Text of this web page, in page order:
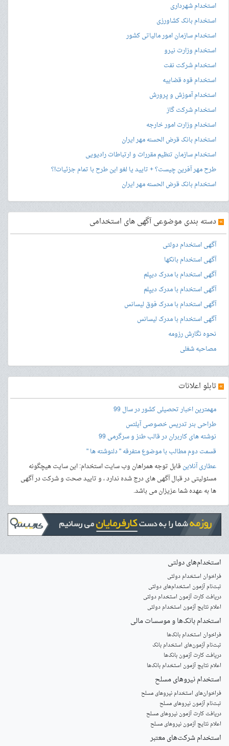
استخدام شهرداری
استخدام بانک کشاورزی
استخدام سازمان امور مالیاتی کشور
استخدام وزارت نیرو
استخدام شرکت نفت
استخدام قوه قضاییه
استخدام آموزش و پرورش
استخدام شرکت گاز
استخدام وزارت امور خارجه
استخدام بانک قرض الحسنه مهر ایران
استخدام سازمان تنظیم مقررات و ارتباطات رادیویی
طرح مهر آفرین چیست؟ + تایید یا لغو این طرح با تمام جزئیات!؟
استخدام بانک قرض الحسنه مهر ایران
» دسته بندی موضوعی آگهی های استخدامی
آگهی استخدام دولتی
آگهی استخدام بانکها
آگهی استخدام با مدرک دیپلم
آگهی استخدام با مدرک دیپلم
آگهی استخدام با مدرک فوق لیسانس
آگهی استخدام با مدرک لیسانس
نحوه نگارش رزومه
مصاحبه شغلی
» تابلو اعلانات
مهمترین اخبار تحصیلی کشور در سال 99
طراحی بنرتدریس خصوصی آیلتس
نوشته های کاربران در قالب طنز و سرگرمی 99
قسمت دوم مطالب با موضوع متفرقه " دلنوشته ها "
عطاری آنلاینقابل توجه همراهان وب سایت استخدام: این سایت هیچگونه
مسئولیتی در قبال آگهی های درج شده ندارد ، و تایید صحت و شرکت در آگهی
ها به عهده شما عزیزان می باشد.
استخدام‌های دولتی
فراخوان استخدام دولتی
ثبت‌نام آزمون‌ استخدام‌های دولتی
دریافت کارت آزمون استخدام دولتی
اعلام نتایج آزمون استخدام دولتی
استخدام‌ بانک‌ها و موسسات مالی
فراخوان استخدام بانک‌ها
‌ثبت‌نام آزمون‌های استخدام بانک
دریافت کارت آزمون بانک‌ها
اعلام نتایج آزمون استخدام بانک‌ها
استخدام‌ نیروهای مسلح
‌فراخوان‌های استخدام‌ نیروهای مسلح
ثبت‌نام آزمون نیروهای مسلح
دریافت کارت آزمون نیروهای مسلح
اعلام نتایج آزمون نیروهای مسلح
استخدام‌ شرکت‌های معتبر